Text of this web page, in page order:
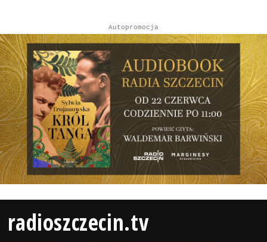
Autopromocja
radioszczecin.tv